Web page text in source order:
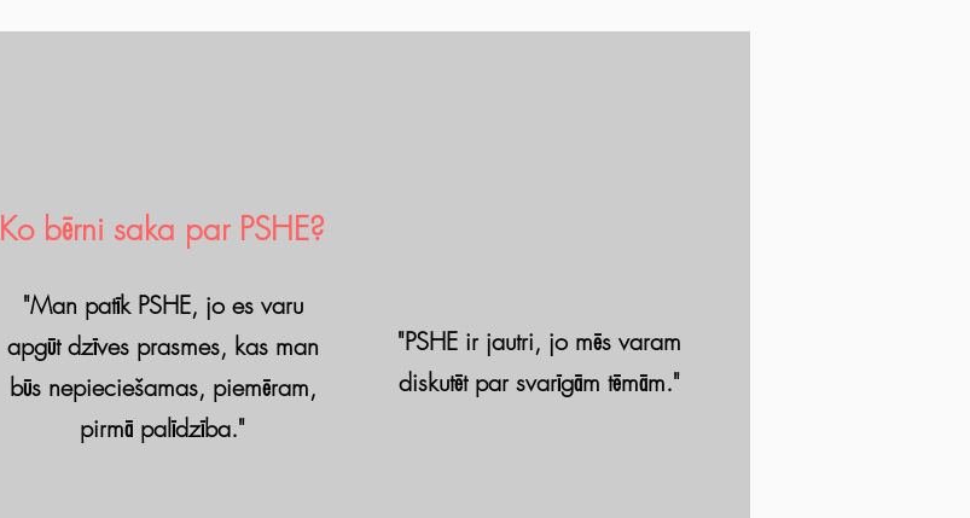
Ko bērni saka par PSHE?
"Man patīk PSHE, jo es varu
apgūt dzīves prasmes, kas man
būs nepieciešamas, piemēram,
pirmā palīdzība."
"PSHE ir jautri, jo mēs varam
diskutēt par svarīgām tēmām."